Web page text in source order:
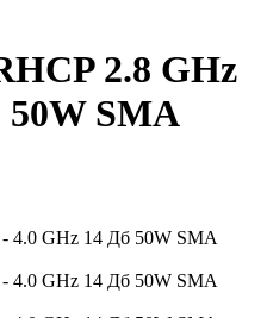
2.8 GHz
50W SMA